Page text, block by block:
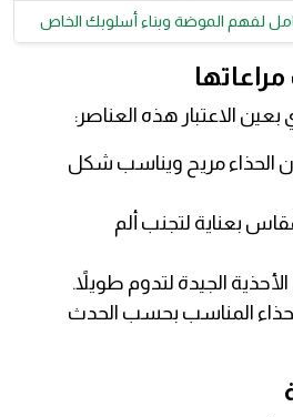
لفهم الموضة وبناء أسلوبك الخاص
الاعتبار هذه العناصر:
الحذاء مريح ويناسب شكل
بعناية لتجنب ألم
الجيدة لتدوم طويلاً.
المناسب بحسب الحدث